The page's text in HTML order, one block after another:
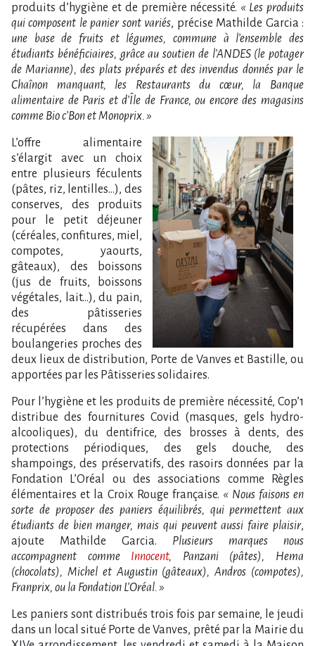
produits d’hygiène et de première nécessité. « Les produits
qui composent le panier sont variés, précise Mathilde Garcia :
une base de fruits et légumes, commune à l’ensemble des
étudiants bénéficiaires, grâce au soutien de l’ANDES (le potager
de Marianne), des plats préparés et des invendus donnés par le
Chaînon manquant, les Restaurants du cœur, la Banque
alimentaire de Paris et d’Île de France, ou encore des magasins
comme Bio c’Bon et Monoprix. »
L’offre alimentaire
s’élargit avec un choix
entre plusieurs féculents
(pâtes, riz, lentilles…), des
conserves, des produits
pour le petit déjeuner
(céréales, confitures, miel,
compotes, yaourts,
gâteaux), des boissons
(jus de fruits, boissons
végétales, lait…), du pain,
des pâtisseries
récupérées dans des
boulangeries proches des
deux lieux de distribution, Porte de Vanves et Bastille, ou
apportées par les Pâtisseries solidaires.
Pour l’hygiène et les produits de première nécessité, Cop’1
distribue des fournitures Covid (masques, gels hydro-
alcooliques), du dentifrice, des brosses à dents, des
protections périodiques, des gels douche, des
shampoings, des préservatifs, des rasoirs données par la
Fondation L’Oréal ou des associations comme Règles
élémentaires et la Croix Rouge française. « Nous faisons en
sorte de proposer des paniers équilibrés, qui permettent aux
étudiants de bien manger, mais qui peuvent aussi faire plaisir,
ajoute Mathilde Garcia. Plusieurs marques nous
accompagnent comme Innocent, Panzani (pâtes), Hema
(chocolats), Michel et Augustin (gâteaux), Andros (compotes),
Franprix, ou la Fondation L’Oréal. »
Les paniers sont distribués trois fois par semaine, le jeudi
dans un local situé Porte de Vanves, prêté par la Mairie du